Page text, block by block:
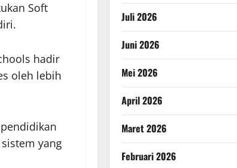
Soft
hadir
oleh lebih
yang
Juli 2026
Juni 2026
Mei 2026
April 2026
Maret 2026
Februari 2026